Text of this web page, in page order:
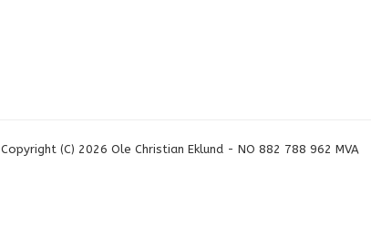
Copyright (C) 2026 Ole Christian Eklund - NO 882 788 962 MVA